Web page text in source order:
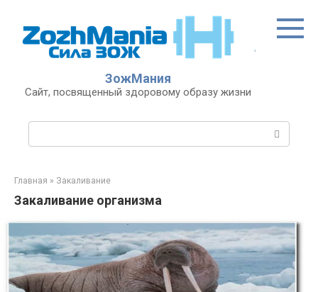
контенту
ЗожМания
Сайт, посвященный здоровому образу жизни
Главная » Закаливание
Закаливание организма